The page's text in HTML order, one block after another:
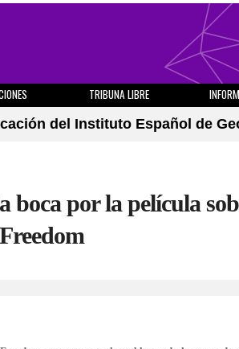
TRIBUNA LIBRE
del Instituto Español de
boca por la película